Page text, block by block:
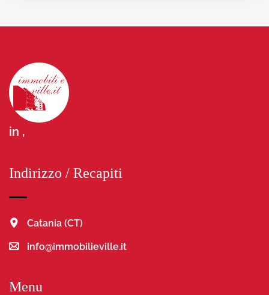
in ,
Indirizzo / Recapiti
Catania (CT)
info@immobilieville.it
Menu